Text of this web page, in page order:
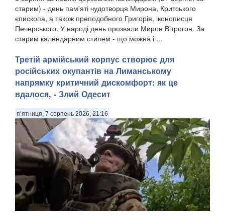
старим) - день пам'яті чудотворця Мирона, Критського
єпископа, а також преподобного Григорія, іконописця
Печерського. У народі день прозвали Мирон Вітрогон. За
старим календарним стилем - що можна і ...
Третій армійський корпус створює для
російських окупантів на Лиманському
напрямку критичний дискомфорт: як це
вдалося, - Злий Одесит
п’ятниця, 7 серпень 2026, 21:16